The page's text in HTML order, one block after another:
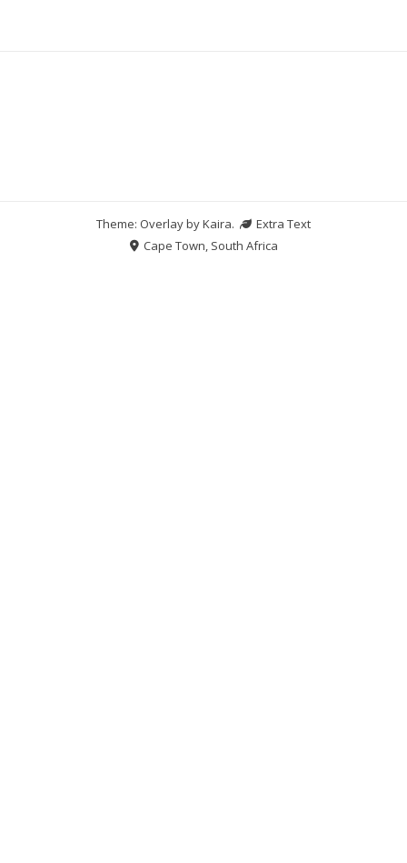
Theme: Overlay byKaira.
Extra Text
Cape Town, South Africa